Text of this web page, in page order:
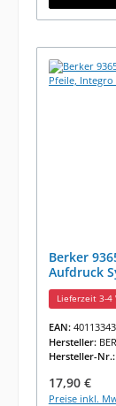
Berker
Aufdruck
Gl.
Lieferzeit 3-4
EAN:
Hersteller:
Hersteller-Nr.:
Regulärer
17,90 €
Preise inkl.